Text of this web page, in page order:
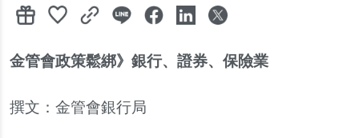
金管會政策鬆綁》 銀行、 證券、 保險業
撰文：金管會銀行局